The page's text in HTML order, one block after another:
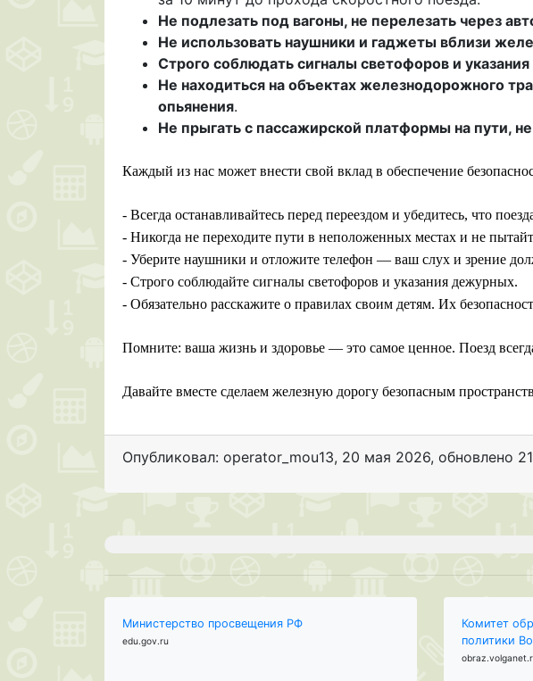
Не подлезать под вагоны, не перелезать через
Не использовать наушники и гаджеты вблизи
Строго соблюдать сигналы светофоров и
Не находиться на объектах железнодорожного
опьянения.
Не прыгать с пассажирской платформы на пути,
Каждый из нас может внести свой вклад в обеспечение
- Всегда останавливайтесь перед переездом и убедитесь, что
- Никогда не переходите пути в неположенных местах и не
- Уберите наушники и отложите телефон — ваш слух и зрение
- Строго соблюдайте сигналы светофоров и указания дежурных.
- Обязательно расскажите о правилах своим детям. Их
Помните: ваша жизнь и здоровье — это самое ценное. Поезд
Давайте вместе сделаем железную дорогу безопасным
Опубликовал: operator_mou13, 20 мая 2026, обновлено
Министерство просвещения РФ
edu.gov.ru
Комитет
политики